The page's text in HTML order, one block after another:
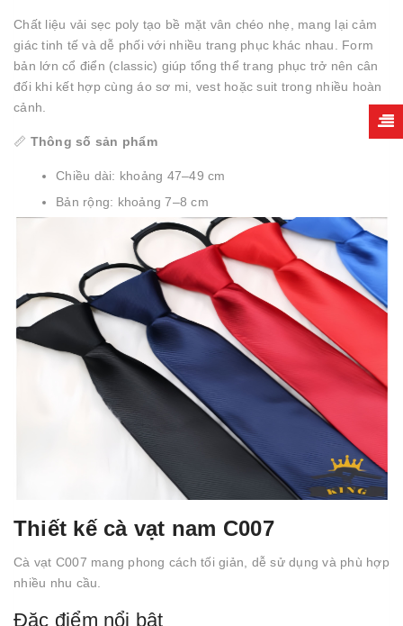
Chất liệu vải sẹc poly tạo bề mặt vân chéo nhẹ, mang lại cảm
giác tinh tế và dễ phối với nhiều trang phục khác nhau. Form
bản lớn cổ điển (classic) giúp tổng thể trang phục trở nên cân
đối khi kết hợp cùng áo sơ mi, vest hoặc suit trong nhiều hoàn
cảnh.
📏 Thông số sản phẩm
Chiều dài: khoảng 47–49 cm
Bản rộng: khoảng 7–8 cm
Thiết kế cà vạt nam C007
Cà vạt C007 mang phong cách tối giản, dễ sử dụng và phù hợp
nhiều nhu cầu.
Đặc điểm nổi bật